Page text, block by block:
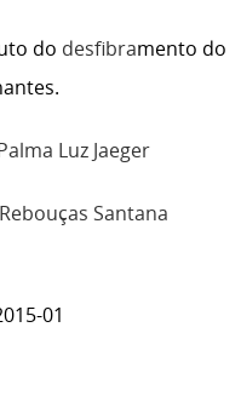
do desfibramento do
Luz Jaeger
Santana
01